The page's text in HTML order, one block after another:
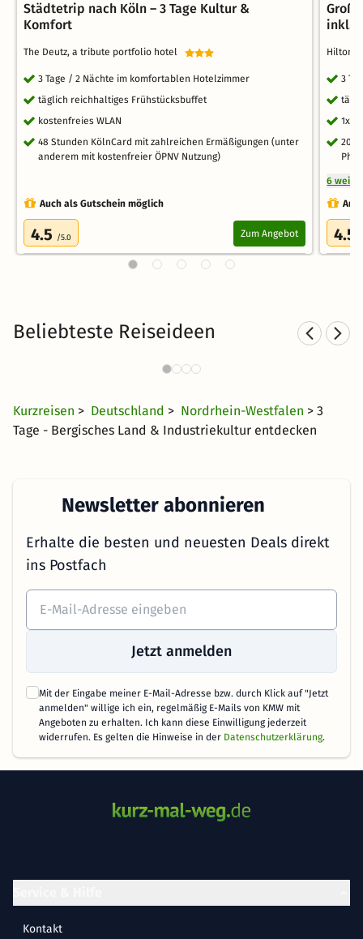
Städtetrip nach Köln – 3 Tage Kultur &
Komfort
The Deutz, a tribute portfolio hotel
3 Tage / 2 Nächte im komfortablen Hotelzimmer
täglich reichhaltiges Frühstücksbuffet
kostenfreies WLAN
48 Stunden KölnCard mit zahlreichen Ermäßigungen (unter
anderem mit kostenfreier ÖPNV Nutzung)
Auch als Gutschein möglich
4.5 /5.0 Zum Angebot
inkl.
Hilton
3
1x
20
6
4.5
Beliebteste Reiseideen
Städtereisen nach NRW
2103 Angebote
Kurzreisen > Deutschland > Nordrhein-Westfalen > 3
Tage - Bergisches Land & Industriekultur entdecken
Newsletter abonnieren
Erhalte die besten und neuesten Deals direkt
ins Postfach
Jetzt anmelden
Mit der Eingabe meiner E-Mail-Adresse bzw. durch Klick auf "Jetzt
anmelden" willige ich ein, regelmäßig E-Mails von KMW mit
Angeboten zu erhalten. Ich kann diese Einwilligung jederzeit
widerrufen. Es gelten die Hinweise in der Datenschutzerklärung.
Kontakt